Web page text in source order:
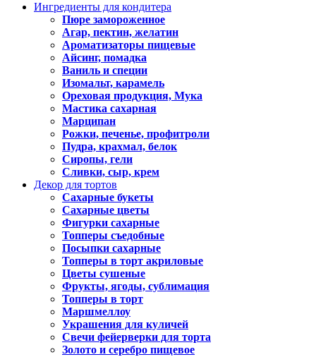
Ингредиенты для кондитера
Пюре замороженное
Агар, пектин, желатин
Ароматизаторы пищевые
Айсинг, помадка
Ваниль и специи
Изомальт, карамель
Ореховая продукция, Мука
Мастика сахарная
Марципан
Рожки, печенье, профитроли
Пудра, крахмал, белок
Сиропы, гели
Сливки, сыр, крем
Декор для тортов
Сахарные букеты
Сахарные цветы
Фигурки сахарные
Топперы съедобные
Посыпки сахарные
Топперы в торт акриловые
Цветы сушеные
Фрукты, ягоды, сублимация
Топперы в торт
Маршмеллоу
Украшения для куличей
Свечи фейерверки для торта
Золото и серебро пищевое